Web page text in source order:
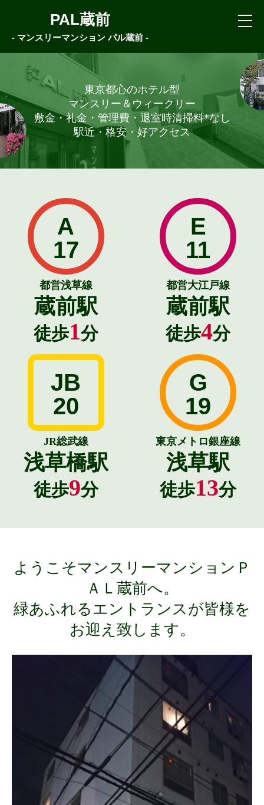
PAL蔵前
- マンスリーマンション パル蔵前 -
東京都心のホテル型
マンスリー＆ウィークリー
敷金・礼金・管理費・ 退室時清掃料*なし
駅近・格安・好アクセス
A
17
都営浅草線
蔵前駅
徒歩1分
E
11
都営大江戸線
蔵前駅
徒歩4分
JB
20
JR総武線
浅草橋駅
徒歩9分
G
19
東京メトロ銀座線
浅草駅
徒歩13分
ようこそマンスリーマンションＰ
ＡＬ蔵前へ。
緑あふれるエントランスが皆様を
お迎え致します。